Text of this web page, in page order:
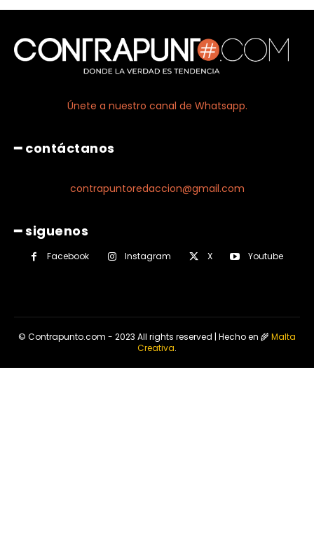
Únete a nuestro canal de Whatsapp.
━ contáctanos
contrapuntoredaccion@gmail.com
━ siguenos
Facebook Instagram X Youtube
© Contrapunto.com - 2023 All rights reserved | Hecho en 🌾Malta
Creativa.